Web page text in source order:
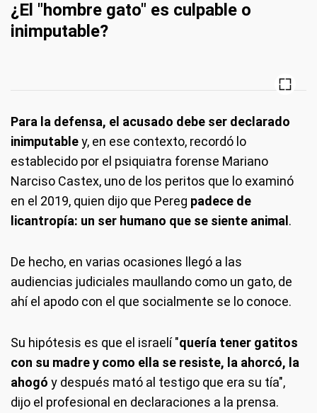
¿El "hombre gato" es culpable o
inimputable?
Para la defensa, el acusado debe ser declarado
inimputabley, en ese contexto, recordó lo
establecido por el psiquiatra forense Mariano
Narciso Castex, uno de los peritos que lo examinó
en el 2019, quien dijo que Pereg padece de
licantropía: un ser humano que se siente animal .
De hecho, en varias ocasiones llegó a las
audiencias judiciales maullando como un gato, de
ahí el apodo con el que socialmente se lo conoce.
Su hipótesis es que el israelí "quería tener gatitos
con su madre y como ella se resiste, la ahorcó, la
ahogó y después mató al testigo que era su tía",
dijo el profesional en declaraciones a la prensa.